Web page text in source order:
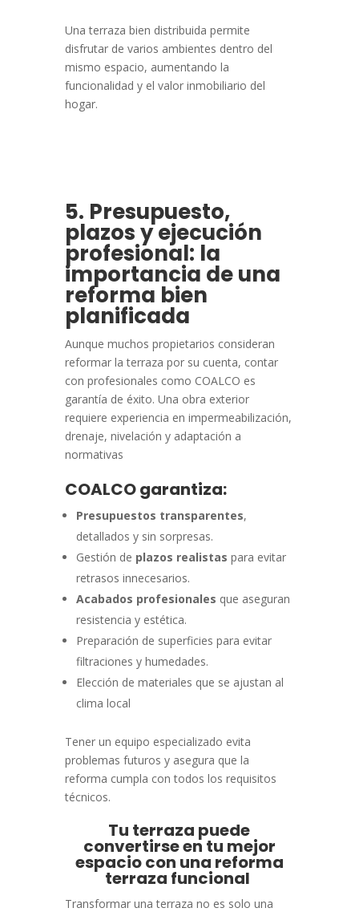
Una terraza bien distribuida permite
disfrutar de varios ambientes dentro del
mismo espacio, aumentando la
funcionalidad y el valor inmobiliario del
hogar.
5. Presupuesto,
plazos y ejecución
profesional: la
importancia de una
reforma bien
planificada
Aunque muchos propietarios consideran
reformar la terraza por su cuenta, contar
con profesionales como COALCO es
garantía de éxito. Una obra exterior
requiere experiencia en impermeabilización,
drenaje, nivelación y adaptación a
normativas
COALCO garantiza:
Presupuestos transparentes,
detallados y sin sorpresas.
Gestión de plazos realistas para evitar
retrasos innecesarios.
Acabados profesionales que aseguran
resistencia y estética.
Preparación de superficies para evitar
filtraciones y humedades.
Elección de materiales que se ajustan al
clima local
Tener un equipo especializado evita
problemas futuros y asegura que la
reforma cumpla con todos los requisitos
técnicos.
Tu terraza puede
convertirse en tu mejor
espacio con una reforma
terraza funcional
Transformar una terraza no es solo una